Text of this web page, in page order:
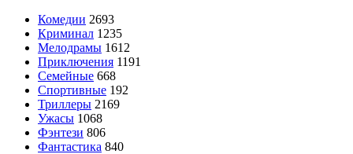
Комедии 2693
Криминал 1235
Мелодрамы 1612
Приключения 1191
Семейные 668
Спортивные 192
Триллеры 2169
Ужасы 1068
Фэнтези 806
Фантастика 840